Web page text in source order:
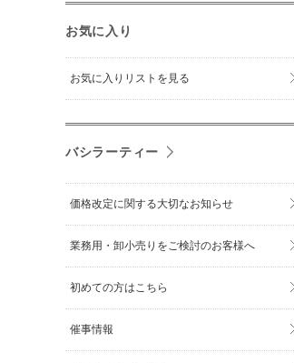
お気に入り
お気に入りリストを見る
バシラーティー
価格改定に関する大切なお知らせ
業務用・卸小売りをご検討のお客様へ
初めての方はこちら
催事情報